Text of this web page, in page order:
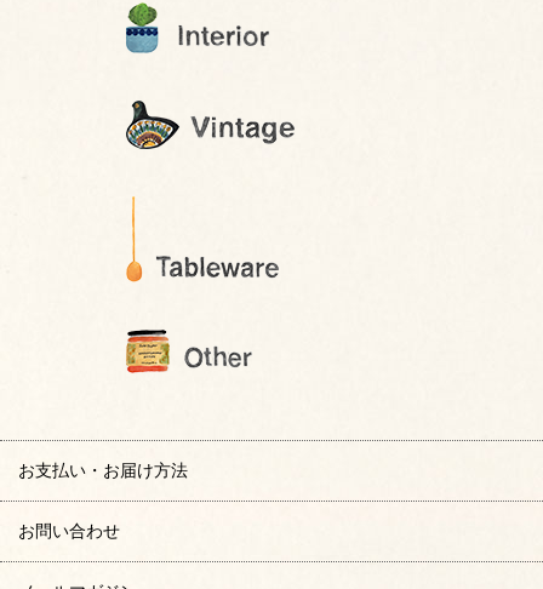
お支払い・お届け方法
お問い合わせ